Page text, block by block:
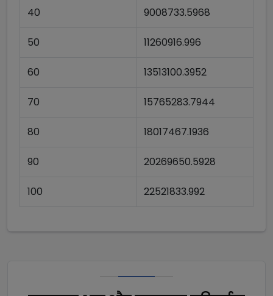
40 9008733.5968
50 11260916.996
60 13513100.3952
70 15765283.7944
80 18017467.1936
90 20269650.5928
100 22521833.992